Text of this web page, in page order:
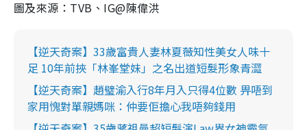
圖及來源：TVB、IG@陳偉洪
【逆天奇案】33歲富貴人妻林夏薇知性美女人味十
足 10年前挾「林峯堂妹」之名出道短髮形象青澀
【逆天奇案】趙璧渝入行8年月入只得4位數 畀唔到
家用愧對單親媽咪：仲要佢擔心我唔夠錢用